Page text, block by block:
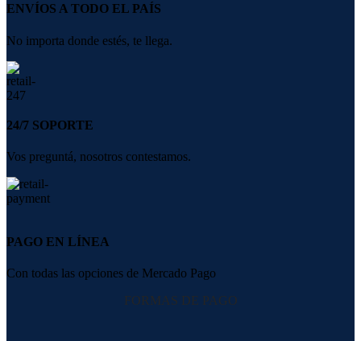
ENVÍOS A TODO EL PAÍS
No importa donde estés, te llega.
24/7 SOPORTE
Vos preguntá, nosotros contestamos.
PAGO EN LÍNEA
Con todas las opciones de Mercado Pago
FORMAS DE PAGO